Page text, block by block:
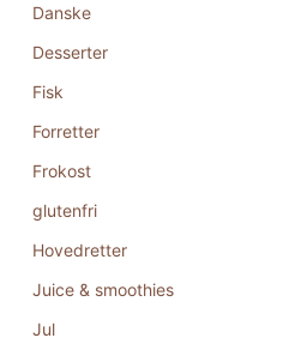
Danske
Desserter
Fisk
Forretter
Frokost
glutenfri
Hovedretter
Juice & smoothies
Jul